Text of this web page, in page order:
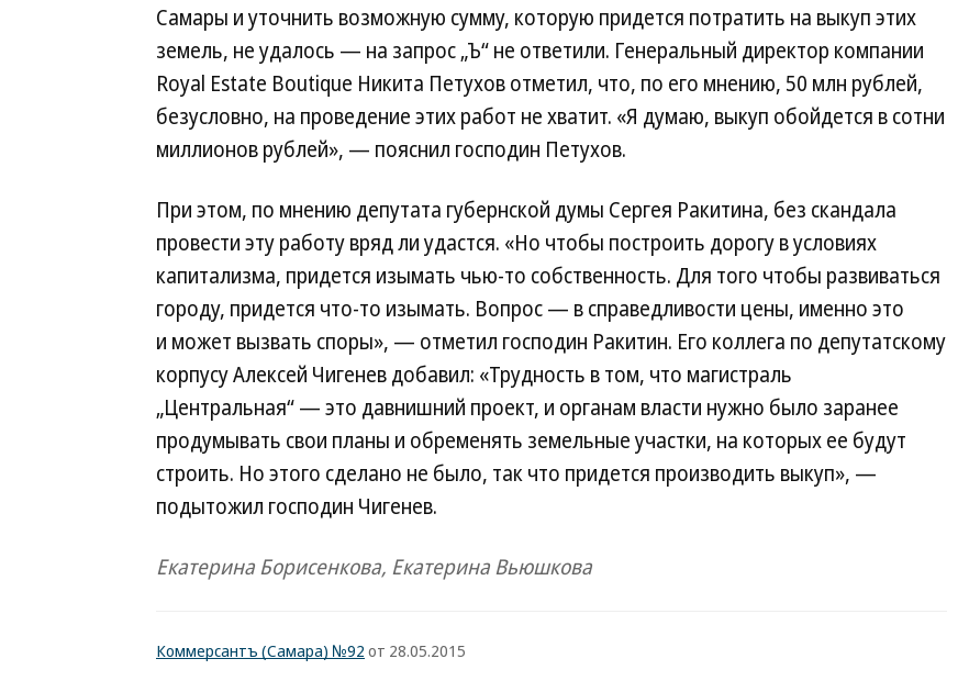
Самары и уточнить возможную сумму, которую придется потратить на выкуп этих
земель, не удалось — на запрос „Ъ“ не ответили. Генеральный директор компании
Royal Estate Boutique Никита Петухов отметил, что, по его мнению, 50 млн рублей,
безусловно, на проведение этих работ не хватит. «Я думаю, выкуп обойдется в сотни
миллионов рублей», — пояснил господин Петухов.
При этом, по мнению депутата губернской думы Сергея Ракитина, без скандала
провести эту работу вряд ли удастся. «Но чтобы построить дорогу в условиях
капитализма, придется изымать чью-то собственность. Для того чтобы развиваться
городу, придется что-то изымать. Вопрос — в справедливости цены, именно это
и может вызвать споры», — отметил господин Ракитин. Его коллега по депутатскому
корпусу Алексей Чигенев добавил: «Трудность в том, что магистраль
„Центральная“ — это давнишний проект, и органам власти нужно было заранее
продумывать свои планы и обременять земельные участки, на которых ее будут
строить. Но этого сделано не было, так что придется производить выкуп», —
подытожил господин Чигенев.
Екатерина Борисенкова, Екатерина Вьюшкова
Коммерсантъ (Самара) №92 от 28.05.2015